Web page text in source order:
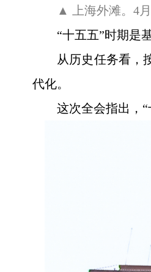
▲ 上海外滩。4
“十五五”时期是
从历史任务看，
代化。
这次全会指出，